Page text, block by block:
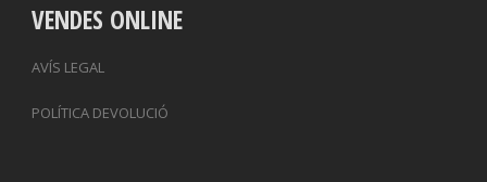
VENDES ONLINE
AVÍS LEGAL
POLÍTICA DEVOLUCIÓ